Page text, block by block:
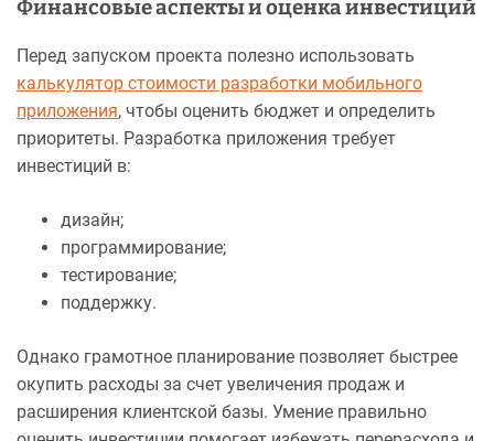
Финансовые аспекты и оценка инвестиций
Перед запуском проекта полезно использовать
калькулятор стоимости разработки мобильного
приложения, чтобы оценить бюджет и определить
приоритеты. Разработка приложения требует
инвестиций в:
дизайн;
программирование;
тестирование;
поддержку.
Однако грамотное планирование позволяет быстрее
окупить расходы за счет увеличения продаж и
расширения клиентской базы. Умение правильно